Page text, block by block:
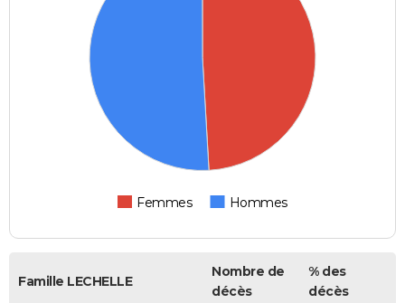
Femmes Hommes
Famille LECHELLE
Nombre de
décès
% des
décès